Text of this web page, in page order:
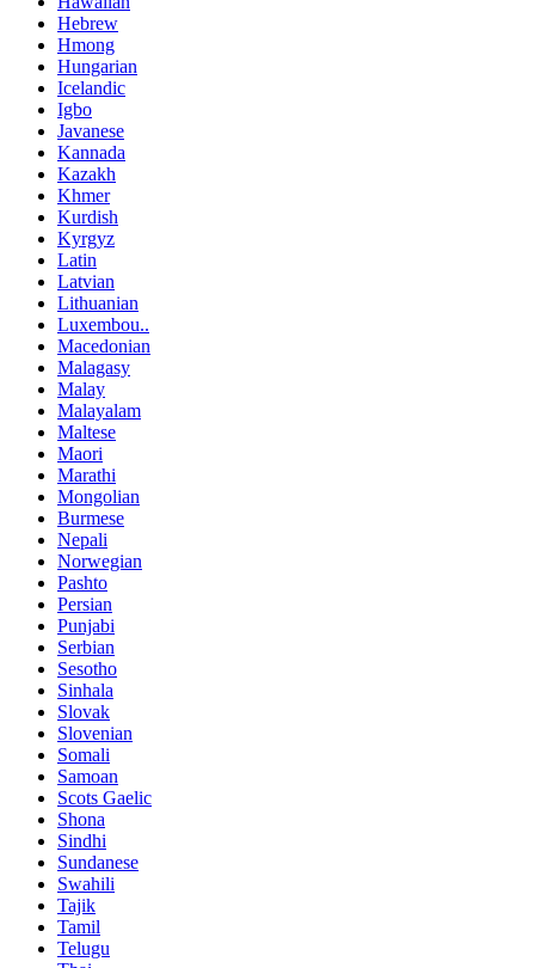
Hebrew
Hmong
Hungarian
Icelandic
Igbo
Javanese
Kannada
Kazakh
Khmer
Kurdish
Kyrgyz
Latin
Latvian
Lithuanian
Luxembou..
Macedonian
Malagasy
Malay
Malayalam
Maltese
Maori
Marathi
Mongolian
Burmese
Nepali
Norwegian
Pashto
Persian
Punjabi
Serbian
Sesotho
Sinhala
Slovak
Slovenian
Somali
Samoan
Scots Gaelic
Shona
Sindhi
Sundanese
Swahili
Tajik
Tamil
Telugu